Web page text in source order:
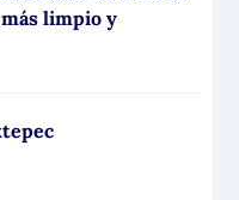
limpio y